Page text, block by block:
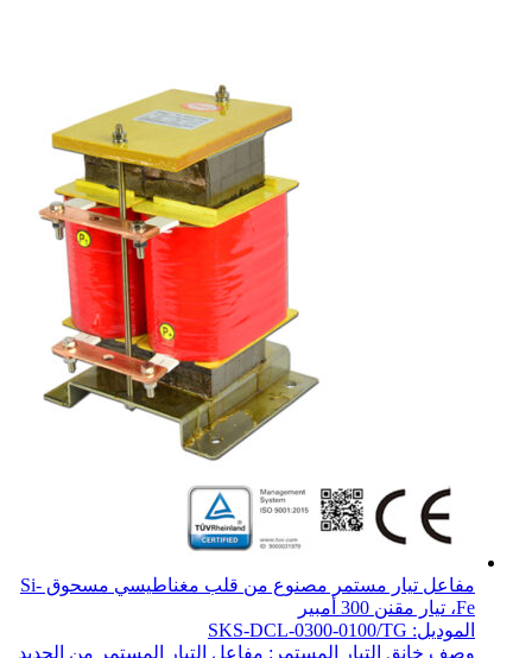
مفاعل تيار مستمر مصنوع من قلب مغناطيسي مسحوق Si-
Fe، تيار مقنن 300 أمبير
الموديل: SKS-DCL-0300-0100/TG
وصف خانق التيار المستمر: مفاعل التيار المستمر من الحديد